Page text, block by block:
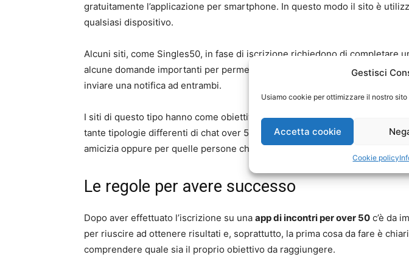
Gestisci
Usiamo cookie per ottimizzare il nostro
Accetta cookie
Cookie policy
gratuitamente l’applicazione per smartphone. In questo modo il sito è
qualsiasi dispositivo.
Alcuni siti, come Singles50, in fase di iscrizione richiedono di completare
alcune domande importanti per permettere all’algoritmo di trovare gli utenti
inviare una notifica ad entrambi.
I siti di questo tipo hanno come obiettivo quello di aiutare gli iscritti a trovare
tante tipologie differenti di chat over 50. Alcune infatti sono adatta anche
amicizia oppure per quelle persone che non cercano storie serie ma solo
Le regole per avere successo
Dopo aver effettuato l’iscrizione su una app di incontri per over 50 c’è da
per riuscire ad ottenere risultati e, soprattutto, la prima cosa da fare è
comprendere quale sia il proprio obiettivo da raggiungere.